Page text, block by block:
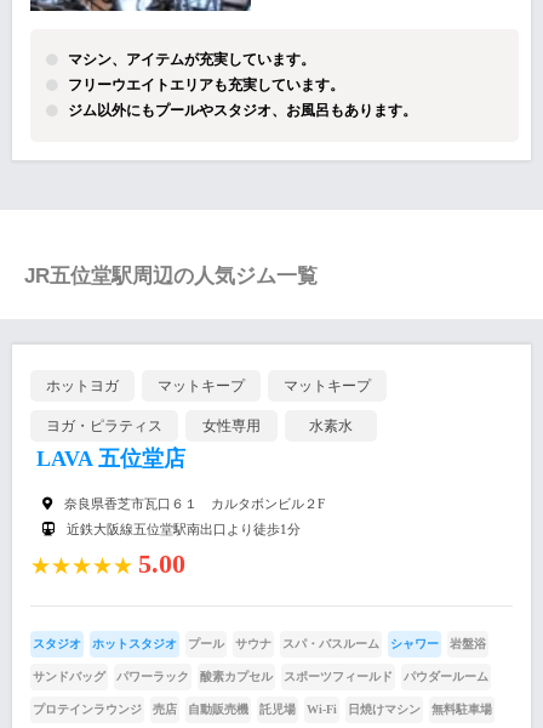
マシン、アイテムが充実しています。
フリーウエイトエリアも充実しています。
ジム以外にもプールやスタジオ、お風呂もあります。
JR五位堂駅周辺の人気ジム一覧
ホットヨガ マットキープ マットキープ
ヨガ・ピラティス 女性専用 水素水
LAVA 五位堂店
奈良県香芝市瓦口６１ カルタボンビル２F
近鉄大阪線五位堂駅南出口より徒歩1分
★★★★★ 5.00
スタジオ ホットスタジオ プール サウナ スパ・バスルーム シャワー 岩盤浴
サンドバッグ パワーラック 酸素カプセル スポーツフィールド パウダールーム
プロテインラウンジ 売店 自動販売機 託児場 Wi-Fi 日焼けマシン 無料駐車場